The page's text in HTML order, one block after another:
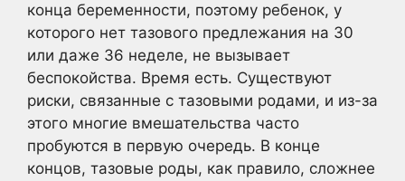
конца беременности, поэтому ребенок, у
которого нет тазового предлежания на 30
или даже 36 неделе, не вызывает
беспокойства. Время есть. Существуют
риски, связанные с тазовыми родами, и из-за
этого многие вмешательства часто
пробуются в первую очередь. В конце
концов, тазовые роды, как правило, сложнее